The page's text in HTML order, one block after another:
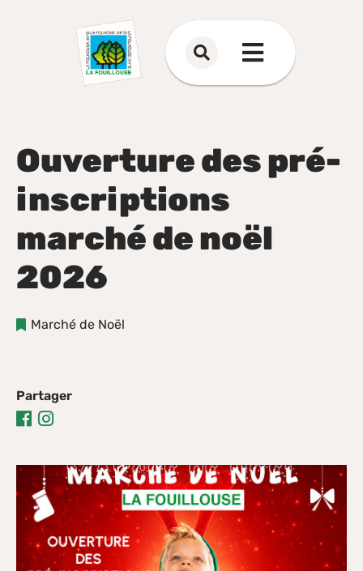
Aller à la recherche
Menu
Rechercher
Ouverture des pré-
inscriptions
marché de noël
2026
Marché de Noël
Partager
Partager
Facebook
Partager
Instagram